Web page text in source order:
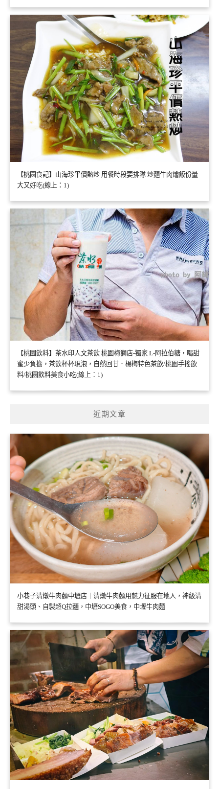
【桃園食記】山海珍平價熱炒 用餐時段要排隊 炒麵牛肉燴飯份量
大又好吃(線上：1)
【桃園飲料】茶水印人文茶飲 桃園梅獅店-獨家 L-阿拉伯糖，喝甜
蜜少負擔，茶飲杯杯現泡，自然回甘．楊梅特色茶飲/桃園手搖飲
料/桃園飲料美食小吃(線上：1)
近期文章
小巷子清燉牛肉麵中壢店｜清燉牛肉麵用魅力征服在地人，神級清
甜湯頭、自製超Q拉麵，中壢SOGO美食，中壢牛肉麵